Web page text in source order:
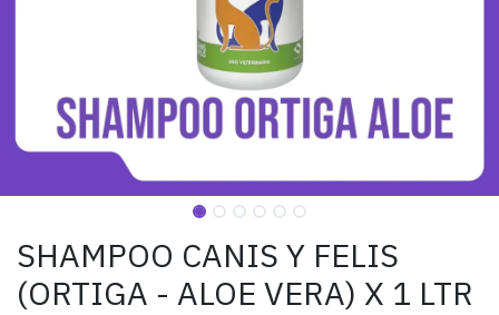
SHAMPOO CANIS Y FELIS
(ORTIGA - ALOE VERA) X 1 LTR